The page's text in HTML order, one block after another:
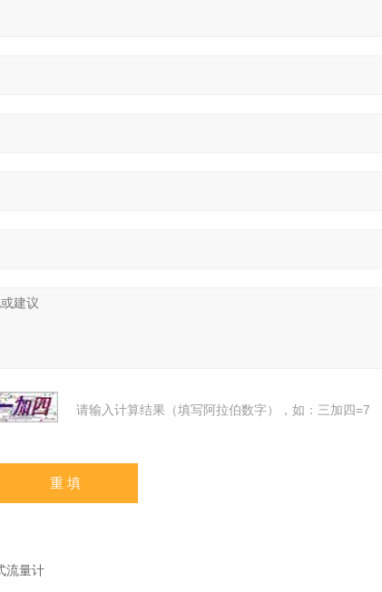
请输入计算结果（填写阿拉伯数字），如：三加四=7
流量计